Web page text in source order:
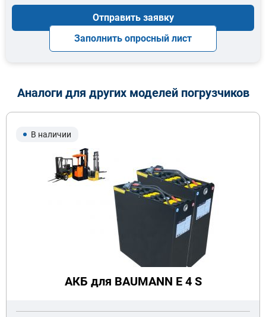
Отправить заявку
Заполнить опросный лист
Аналоги для других моделей погрузчиков
В наличии
АКБ для BAUMANN E 4 S